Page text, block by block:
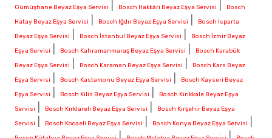
Gümüşhane Beyaz Eşya Servisi
Bosch Hakkâri Beyaz Eşya Servisi
Bosch
Hatay Beyaz Eşya Servisi
Bosch Iğdır Beyaz Eşya Servisi
Bosch Isparta
Beyaz Eşya Servisi
Bosch İstanbul Beyaz Eşya Servisi
Bosch İzmir Beyaz
Eşya Servisi
Bosch Kahramanmaraş Beyaz Eşya Servisi
Bosch Karabük
Beyaz Eşya Servisi
Bosch Karaman Beyaz Eşya Servisi
Bosch Kars Beyaz
Eşya Servisi
Bosch Kastamonu Beyaz Eşya Servisi
Bosch Kayseri Beyaz
Eşya Servisi
Bosch Kilis Beyaz Eşya Servisi
Bosch Kırıkkale Beyaz Eşya
Servisi
Bosch Kırklareli Beyaz Eşya Servisi
Bosch Kırşehir Beyaz Eşya
Servisi
Bosch Kocaeli Beyaz Eşya Servisi Bosch Konya Beyaz Eşya Servisi